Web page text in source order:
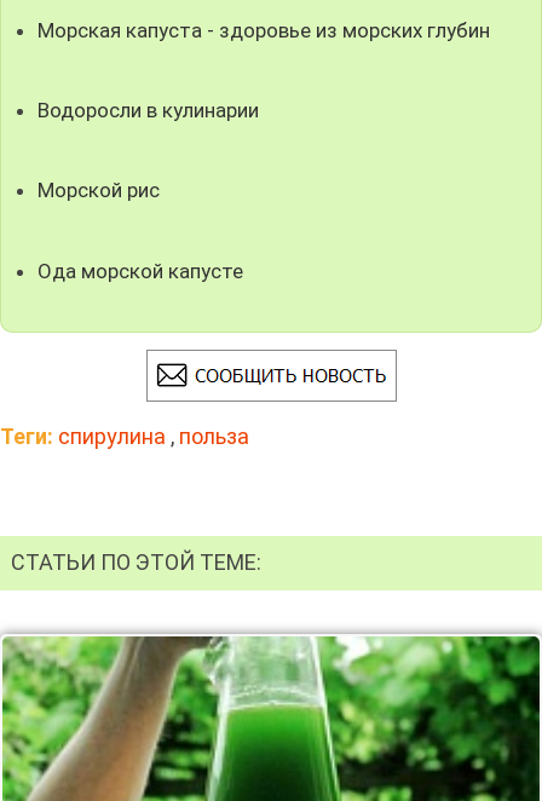
Морская капуста - здоровье из морских глубин
Водоросли в кулинарии
Морской рис
Ода морской капусте
Теги: спирулина , польза
СТАТЬИ ПО ЭТОЙ ТЕМЕ: